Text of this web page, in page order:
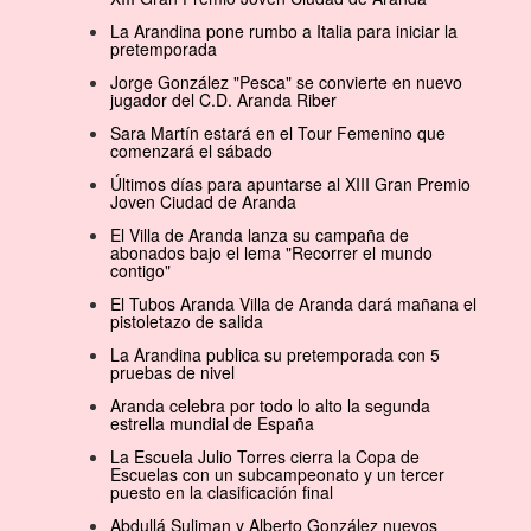
La Arandina pone rumbo a Italia para iniciar la
pretemporada
Jorge González "Pesca" se convierte en nuevo
jugador del C.D. Aranda Riber
Sara Martín estará en el Tour Femenino que
comenzará el sábado
Últimos días para apuntarse al XIII Gran Premio
Joven Ciudad de Aranda
El Villa de Aranda lanza su campaña de
abonados bajo el lema "Recorrer el mundo
contigo"
El Tubos Aranda Villa de Aranda dará mañana el
pistoletazo de salida
La Arandina publica su pretemporada con 5
pruebas de nivel
Aranda celebra por todo lo alto la segunda
estrella mundial de España
La Escuela Julio Torres cierra la Copa de
Escuelas con un subcampeonato y un tercer
puesto en la clasificación final
Abdullá Suliman y Alberto González nuevos